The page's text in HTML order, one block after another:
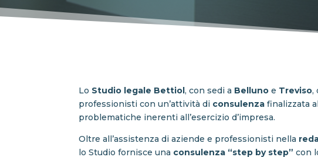
Lo Studio legale Bettiol, con sedi a Belluno e Treviso,
professionisti con un’attività di consulenza finalizzata
problematiche inerenti all’esercizio d’impresa.
Oltre all’assistenza di aziende e professionisti nella
lo Studio fornisce una consulenza “step by step” con